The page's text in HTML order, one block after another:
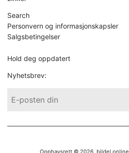
Search
Personvern og informasjonskapsler
Salgsbetingelser
Hold deg oppdatert
Nyhetsbrev: